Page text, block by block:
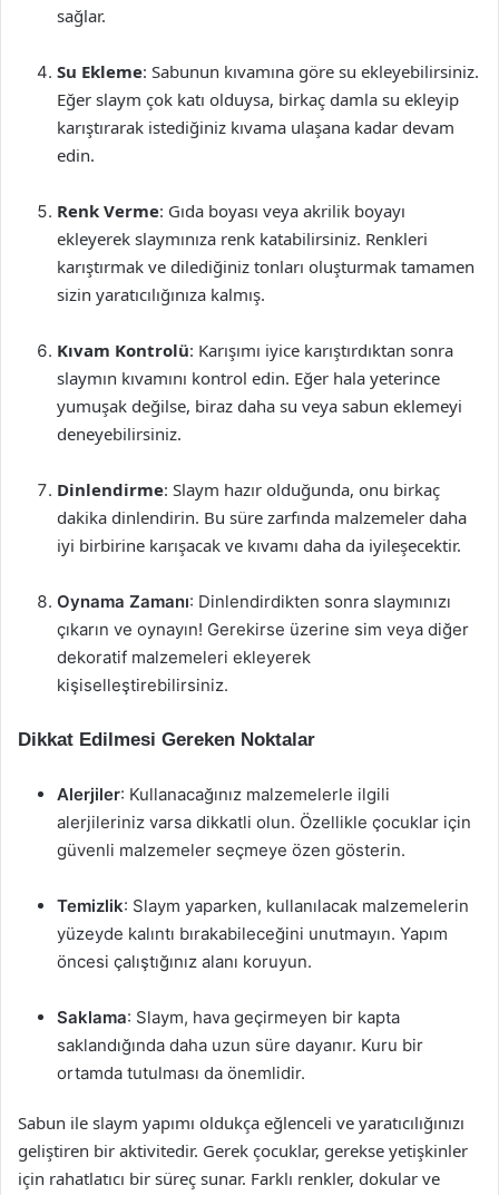
sağlar.
Su Ekleme: Sabunun kıvamına göre su ekleyebilirsiniz.
Eğer slaym çok katı olduysa, birkaç damla su ekleyip
karıştırarak istediğiniz kıvama ulaşana kadar devam
edin.
Renk Verme: Gıda boyası veya akrilik boyayı
ekleyerek slaymınıza renk katabilirsiniz. Renkleri
karıştırmak ve dilediğiniz tonları oluşturmak tamamen
sizin yaratıcılığınıza kalmış.
Kıvam Kontrolü: Karışımı iyice karıştırdıktan sonra
slaymın kıvamını kontrol edin. Eğer hala yeterince
yumuşak değilse, biraz daha su veya sabun eklemeyi
deneyebilirsiniz.
Dinlendirme: Slaym hazır olduğunda, onu birkaç
dakika dinlendirin. Bu süre zarfında malzemeler daha
iyi birbirine karışacak ve kıvamı daha da iyileşecektir.
Oynama Zamanı: Dinlendirdikten sonra slaymınızı
çıkarın ve oynayın! Gerekirse üzerine sim veya diğer
dekoratif malzemeleri ekleyerek
kişiselleştirebilirsiniz.
Dikkat Edilmesi Gereken Noktalar
Alerjiler: Kullanacağınız malzemelerle ilgili
alerjileriniz varsa dikkatli olun. Özellikle çocuklar için
güvenli malzemeler seçmeye özen gösterin.
Temizlik: Slaym yaparken, kullanılacak malzemelerin
yüzeyde kalıntı bırakabileceğini unutmayın. Yapım
öncesi çalıştığınız alanı koruyun.
Saklama: Slaym, hava geçirmeyen bir kapta
saklandığında daha uzun süre dayanır. Kuru bir
ortamda tutulması da önemlidir.
Sabun ile slaym yapımı oldukça eğlenceli ve yaratıcılığınızı
geliştiren bir aktivitedir. Gerek çocuklar, gerekse yetişkinler
için rahatlatıcı bir süreç sunar. Farklı renkler, dokular ve